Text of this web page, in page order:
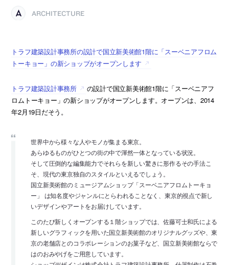
ARCHITECTURE
トラフ建築設計事務所の設計で国立新美術館1階に「スーベニアフロム
トーキョー」の新ショップがオープンします
トラフ建築設計事務所
の設計で国立新美術館1階に「スーベニアフ
ロムトーキョー」の新ショップがオープンします。オープンは、2014
年2月19日だそう。
世界中から様々な人やモノが集まる東京。
あらゆるものがひとつの街の中で渾然一体となっている状況。
そして圧倒的な編集能力でそれらを新しい驚きに形作るその手法こ
そ、現代の東京独自のスタイルといえるでしょう。
国立新美術館のミュージアムショップ「スーベニアフロムトーキョ
ー」 は知名度やジャンルにとらわれることなく、東京的視点で新し
いデザインやアートをお届けしています。
このたび新しくオープンする１階ショップでは、佐藤可士和氏による
新しいグラフィックを用いた国立新美術館のオリジナルグッズや、東
京の老舗店とのコラボレーションのお菓子など、国立新美術館ならで
はのおみやげをご用意しています。